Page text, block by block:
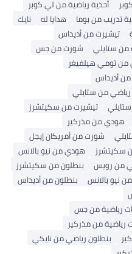
أحذية رياضية من لي كوبر
تدريب من بوما هدايا له
نايك
تيشيرت من أديداس
من ستايلي
شورت من جس
من تومي هيلفيغر
من أديداس
رياضي من ستايلي
تيشيرت من سكيتشرز
هودي من مذركير
شورت من أمريكان إيجل
سكيتشرز
هودي من نيو بالانس
من رويس
بنطلون من سكيتشرز
نيو بالانس
بنطلون من أديداس
رياضية من جس
رياضية من مذركير
بنطلون رياضي من نايكي